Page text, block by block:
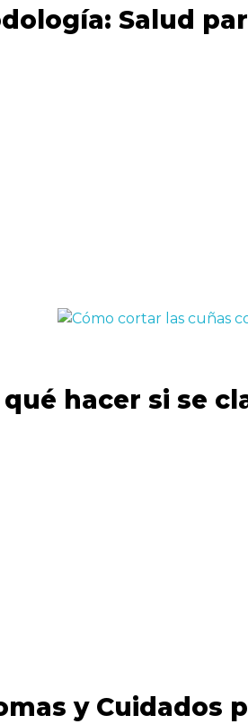
Salud
hacer si se
y Cuidados